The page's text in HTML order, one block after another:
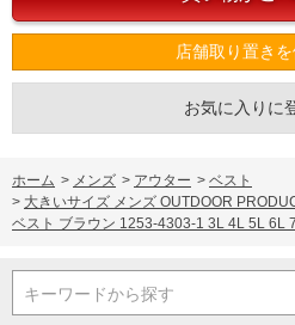
店舗取り置き
お気に入りに
ホーム > メンズ > アウター > ベスト
> 大きいサイズ メンズ OUTDOOR
ベスト ブラウン 1253-4303-1 3L 4L 5L 6L
キーワードから探す